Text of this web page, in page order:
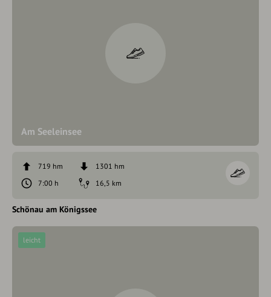
Am Seeleinsee
719 hm
1301 hm
7:00 h
16,5 km
Schönau am Königssee
leicht